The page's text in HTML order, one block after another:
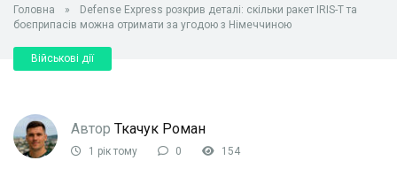
Головна »
Defense Express розкрив деталі: скільки ракет IRIS-T та
боєприпасів можна отримати за угодою з Німеччиною
Військові дії
Автор Ткачук Роман
1 рік тому 0 154